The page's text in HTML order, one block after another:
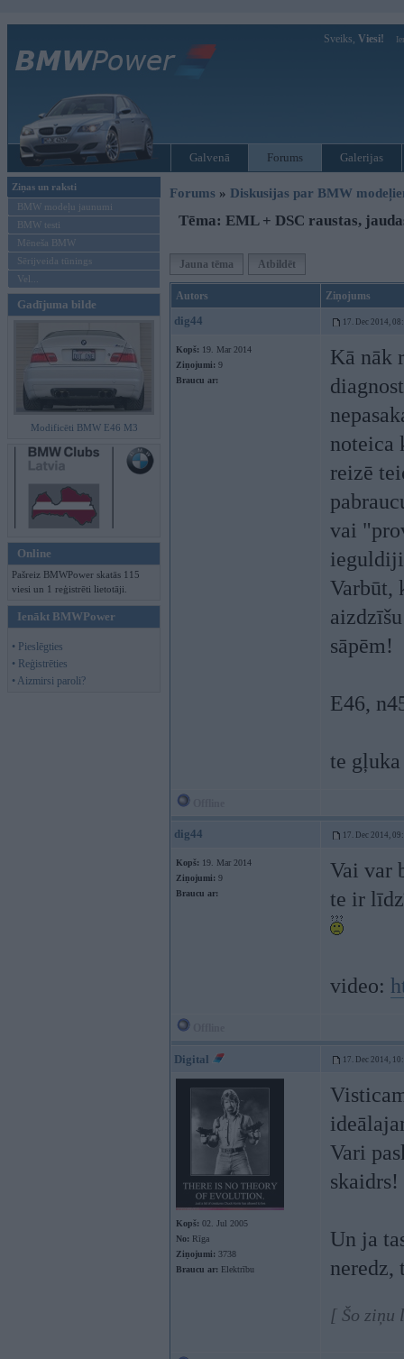
Sveiks, Viesi!
Galvenā Forums Galerijas
Ziņas un raksti
BMW modeļu jaunumi
BMW testi
Mēneša BMW
Sērijveida tūnings
Vel...
Gadījuma bilde
Modificēti BMW E46 M3
Online
Pašreiz BMWPower skatās 115
viesi un 1 reģistrēti lietotāji.
Ienākt BMWPower
• Pieslēgties
• Reģistrēties
• Aizmirsi paroli?
Forums » Diskusijas par BMW
Tēma: EML + DSC raustas,
Jauna tēma Atbildēt
Autors Ziņojums
dig44 17. Dec 2014,
Kopš: 19. Mar 2014
Ziņojumi: 9
Braucu ar:
Kā nāk
noteica
reizē
vai
Varbūt,
sāpēm!
E46,
te
dig44 17. Dec 2014,
Kopš: 19. Mar 2014
Ziņojumi: 9
Braucu ar:
Vai var
te ir
video:
Digital 17. Dec 2014,
Kopš: 02. Jul 2005
No: Rīga
Ziņojumi: 3738
Braucu ar: Elektrību
Vari
skaidrs!
Un ja
[ Šo ziņu